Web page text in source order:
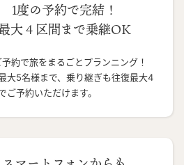
1度の予約で完結！
大４区間まで乗継OK
約で旅をまるごとプランニング！
大5名様まで、乗り継ぎも往復最大4
ご予約いただけます。